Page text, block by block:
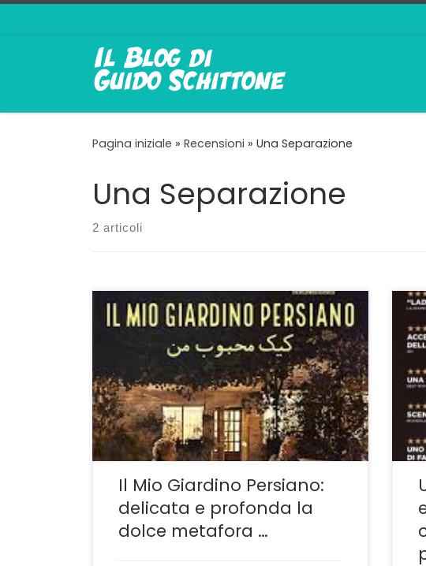
Pagina iniziale » Recensioni » Una Separazione
Una Separazione
2 articoli
La conferma di una importante
cinematografia Il Mio Giardino Persiano–
nell’originale Il Mio Dolce Preferito– di Maryam
Moqadam e Behtash Sanaeeha conferma
ancora una volta quanta capacità di fare
cinema e raccontare storie abbia il cinema
iraniano. In tutte le produzioni che riescono
ad arrivare in Occidente-ma l’antica Persia
non […]
Il Mio Giardino Persiano:
delicata e profonda la
dolce metafora …
Lo
lo-